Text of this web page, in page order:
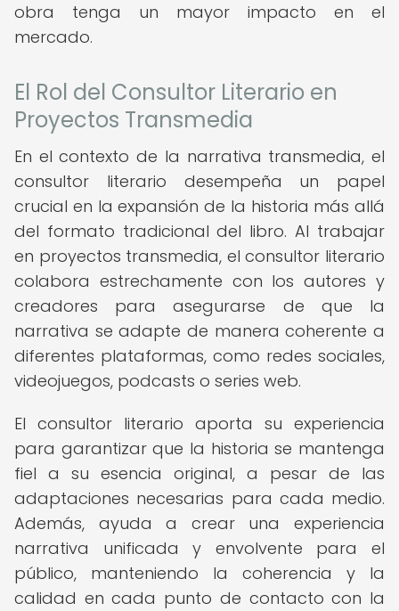
obra tenga un mayor impacto en el
mercado.
El Rol del Consultor Literario en
Proyectos Transmedia
En el contexto de la narrativa transmedia, el
consultor literario desempeña un papel
crucial en la expansión de la historia más allá
del formato tradicional del libro. Al trabajar
en proyectos transmedia, el consultor literario
colabora estrechamente con los autores y
creadores para asegurarse de que la
narrativa se adapte de manera coherente a
diferentes plataformas, como redes sociales,
videojuegos, podcasts o series web.
El consultor literario aporta su experiencia
para garantizar que la historia se mantenga
fiel a su esencia original, a pesar de las
adaptaciones necesarias para cada medio.
Además, ayuda a crear una experiencia
narrativa unificada y envolvente para el
público, manteniendo la coherencia y la
calidad en cada punto de contacto con la